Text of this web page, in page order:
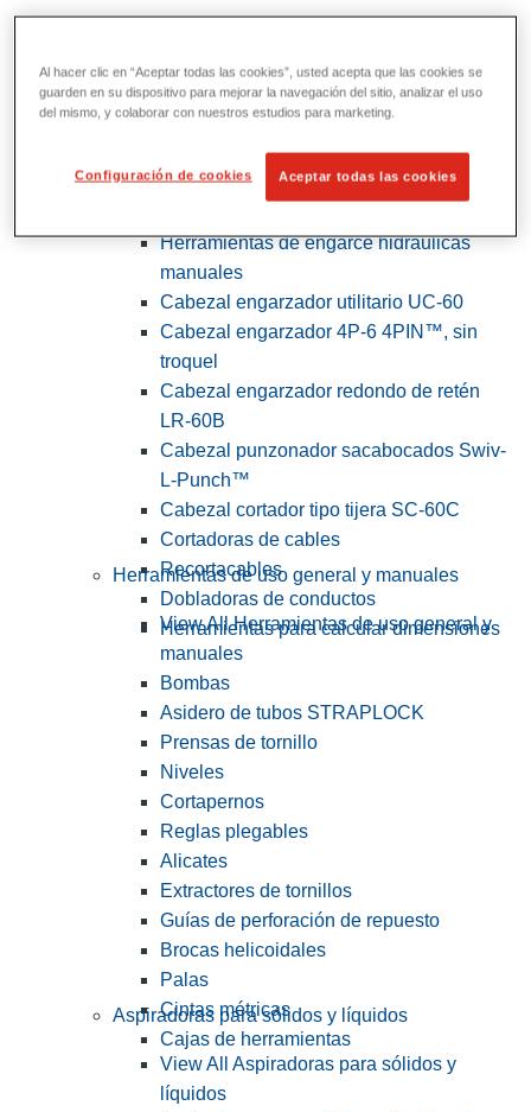
Herramientas de servicios públicos y de
View All Herramientas de servicios
Herramientas de engarce hidráulicas
manuales
Cabezal engarzador utilitario UC-60
Cabezal engarzador 4P-6 4PIN™, sin
troquel
Cabezal engarzador redondo de retén
LR-60B
Cabezal punzonador sacabocados Swiv-
L-Punch™
Cabezal cortador tipo tijera SC-60C
Cortadoras de cables
Recortacables
Dobladoras de conductos
Herramientas para calcular dimensiones
Herramientas de uso general y manuales
View All Herramientas de uso general y
manuales
Bombas
Asidero de tubos STRAPLOCK
Prensas de tornillo
Niveles
Cortapernos
Reglas plegables
Alicates
Extractores de tornillos
Guías de perforación de repuesto
Brocas helicoidales
Palas
Cintas métricas
Cajas de herramientas
Aspiradoras para sólidos y líquidos
View All Aspiradoras para sólidos y
líquidos
Al hacer clic en “Aceptar todas las cookies”, usted acepta que las cookies se
guarden en su dispositivo para mejorar la navegación del sitio, analizar el uso
del mismo, y colaborar con nuestros estudios para marketing.
Configuración de cookies Aceptar todas las cookies